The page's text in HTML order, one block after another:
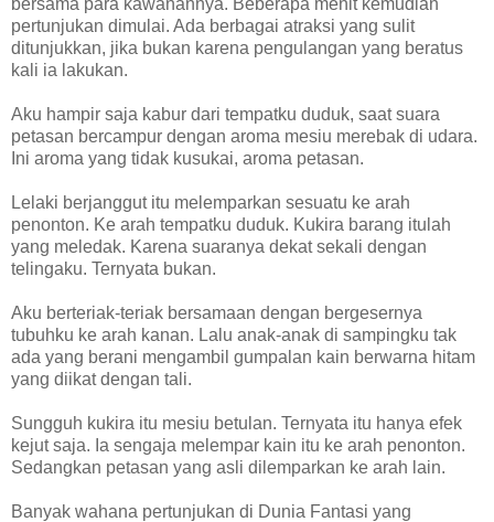
pertunjukan dimulai. Ada berbagai atraksi yang sulit
ditunjukkan, jika bukan karena pengulangan yang beratus
kali ia lakukan.
Aku hampir saja kabur dari tempatku duduk, saat suara
petasan bercampur dengan aroma mesiu merebak di udara.
Ini aroma yang tidak kusukai, aroma petasan.
Lelaki berjanggut itu melemparkan sesuatu ke arah
penonton. Ke arah tempatku duduk. Kukira barang itulah
yang meledak. Karena suaranya dekat sekali dengan
telingaku. Ternyata bukan.
Aku berteriak-teriak bersamaan dengan bergesernya
tubuhku ke arah kanan. Lalu anak-anak di sampingku tak
ada yang berani mengambil gumpalan kain berwarna hitam
yang diikat dengan tali.
Sungguh kukira itu mesiu betulan. Ternyata itu hanya efek
kejut saja. Ia sengaja melempar kain itu ke arah penonton.
Sedangkan petasan yang asli dilemparkan ke arah lain.
Banyak wahana pertunjukan di Dunia Fantasi yang